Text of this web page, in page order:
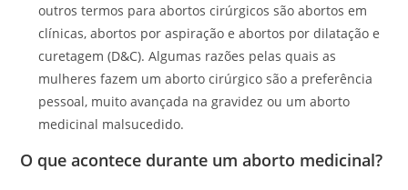
outros termos para abortos cirúrgicos são abortos em
clínicas, abortos por aspiração e abortos por dilatação e
curetagem (D&C). Algumas razões pelas quais as
mulheres fazem um aborto cirúrgico são a preferência
pessoal, muito avançada na gravidez ou um aborto
medicinal malsucedido.
O que acontece durante um aborto medicinal?